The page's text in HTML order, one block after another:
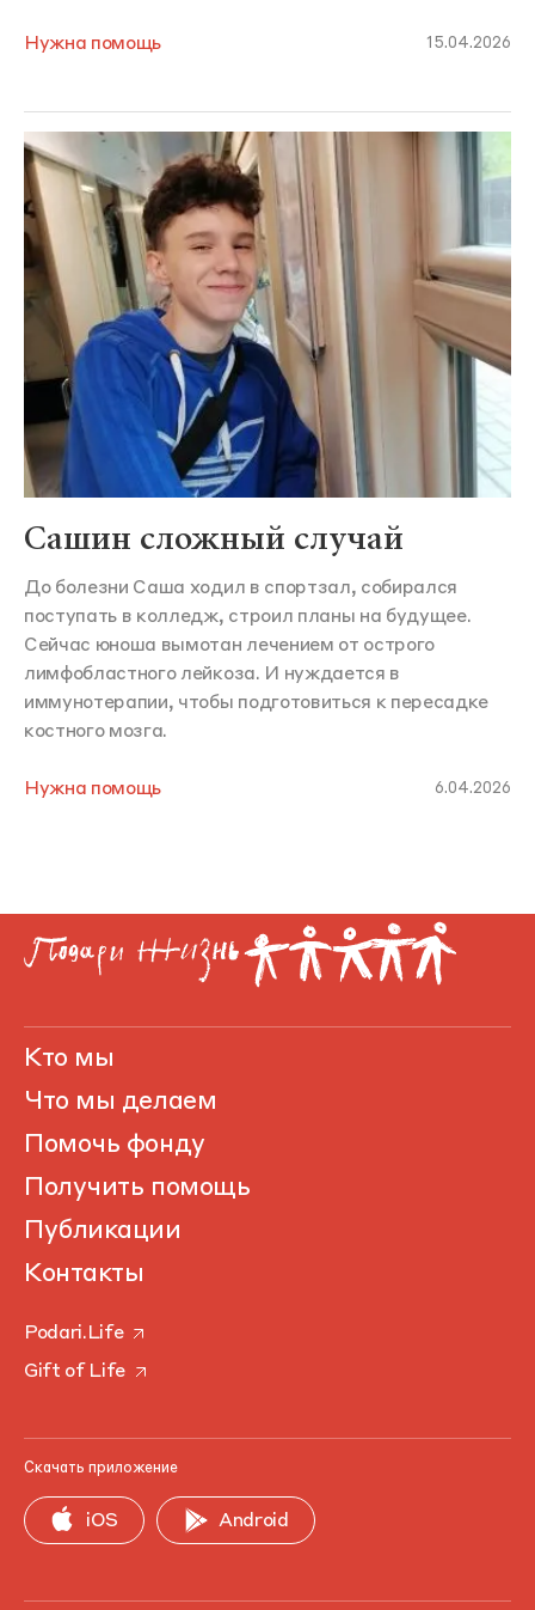
Нужна помощь 15.04.2026
Сашин сложный случай
До болезни Саша ходил в спортзал, собирался
поступать в колледж, строил планы на будущее.
Сейчас юноша вымотан лечением от острого
лимфобластного лейкоза. И нуждается в
иммунотерапии, чтобы подготовиться к пересадке
костного мозга.
Нужна помощь 6.04.2026
Кто мы
Что мы делаем
Помочь фонду
Получить помощь
Публикации
Контакты
Podari.Life
Gift of Life
Скачать приложение
iOS Android